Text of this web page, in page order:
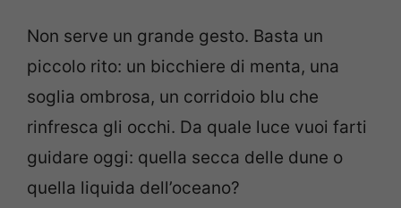
Non serve un grande gesto. Basta un
piccolo rito: un bicchiere di menta, una
soglia ombrosa, un corridoio blu che
rinfresca gli occhi. Da quale luce vuoi farti
guidare oggi: quella secca delle dune o
quella liquida dell’oceano?